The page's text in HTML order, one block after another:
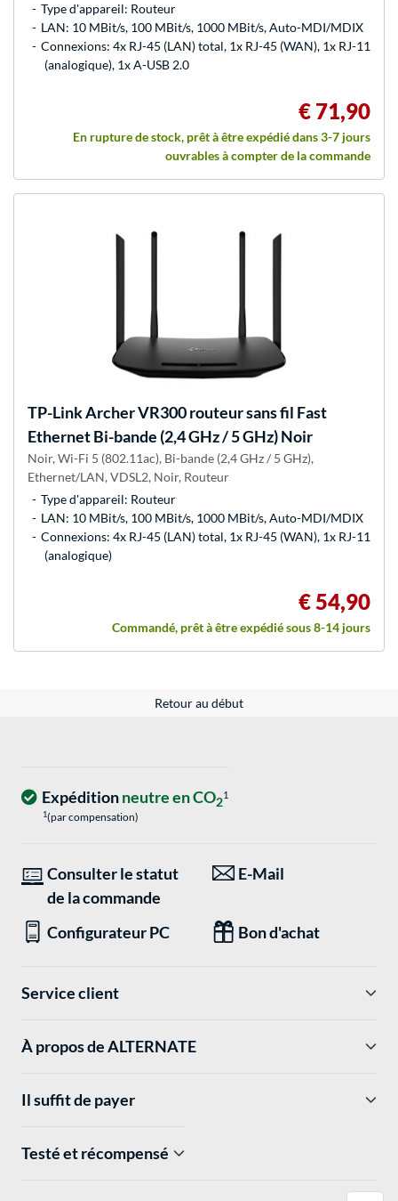
Type d'appareil: Routeur
LAN: 10 MBit/s, 100 MBit/s, 1000 MBit/s, Auto-MDI/MDIX
Connexions: 4x RJ-45 (LAN) total, 1x RJ-45 (WAN), 1x RJ-11
(analogique), 1x A-USB 2.0
€ 71,90
En rupture de stock, prêt à être expédié dans 3-7 jours
ouvrables à compter de la commande
TP-LinkArcher VR300 routeur sans fil Fast
Ethernet Bi-bande (2,4 GHz / 5 GHz) Noir
Noir, Wi-Fi 5 (802.11ac), Bi-bande (2,4 GHz / 5 GHz),
Ethernet/LAN, VDSL2, Noir, Routeur
Type d'appareil: Routeur
LAN: 10 MBit/s, 100 MBit/s, 1000 MBit/s, Auto-MDI/MDIX
Connexions: 4x RJ-45 (LAN) total, 1x RJ-45 (WAN), 1x RJ-11
(analogique)
€ 54,90
Commandé, prêt à être expédié sous 8-14 jours
Retour au début
Expéditionneutre en CO21
1(par compensation)
Consulter le statut
de la commande
E-Mail
Configurateur PC Bon d'achat
Service client
À propos de ALTERNATE
Il suffit de payer
Testé et récompensé